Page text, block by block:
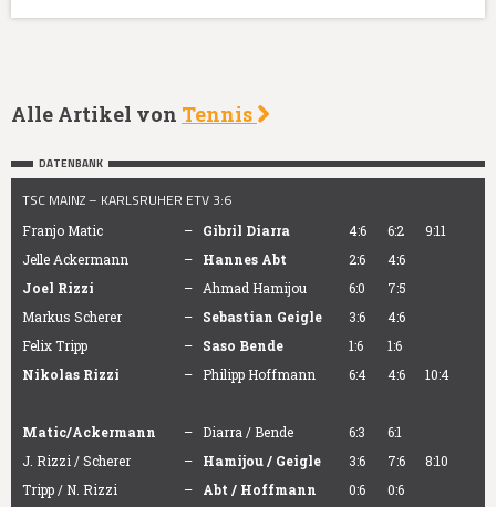
Alle Artikel von Tennis
DATENBANK
TSC MAINZ – KARLSRUHER ETV 3:6
Franjo Matic – Gibril Diarra 4:6 6:2
9:11
Jelle Ackermann
– Hannes Abt 2:6
4:6
Joel Rizzi
– Ahmad Hamijou 6:0
7:5
Markus Scherer
– Sebastian Geigle 3:6
4:6
Felix Tripp
– Saso Bende 1:6
1:6
Nikolas Rizzi
– Philipp Hoffmann 6:4 4:6 10:4
Matic/Ackermann – Diarra / Bende 6:3
6:1
J. Rizzi / Scherer
– Hamijou / Geigle 3:6 7:6
8:10
Tripp / N. Rizzi
– Abt / Hoffmann 0:6 0:6